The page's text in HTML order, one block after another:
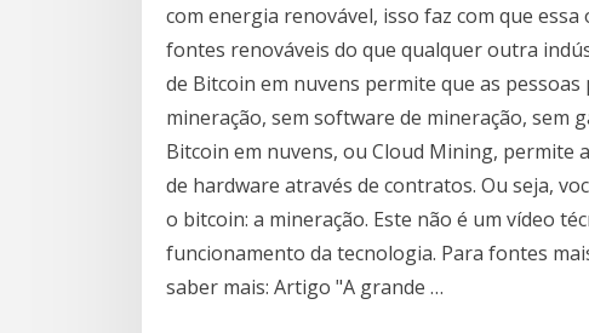
com energia renovável, isso faz com que
fontes renováveis do que qualquer outra
de Bitcoin em nuvens permite que as
mineração, sem software de mineração, sem
Bitcoin em nuvens, ou Cloud Mining, permite
de hardware através de contratos. Ou seja,
o bitcoin: a mineração. Este não é um vídeo
funcionamento da tecnologia. Para fontes
saber mais: Artigo "A grande …